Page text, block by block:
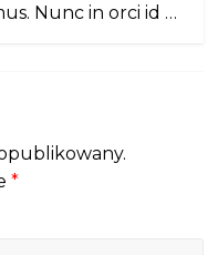
Nunc in orci id …
*